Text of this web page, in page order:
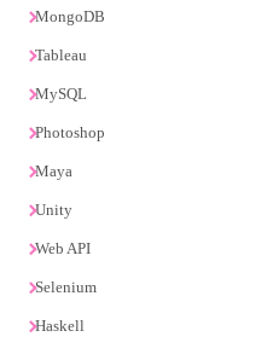
MongoDB
Tableau
MySQL
Photoshop
Maya
Unity
Web API
Selenium
Haskell